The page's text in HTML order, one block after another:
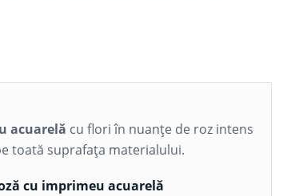
acuarelă cu flori în nuanțe de roz intens
toată suprafața materialului.
cu imprimeu acuarelă